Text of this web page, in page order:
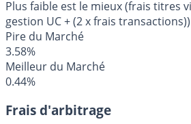
Plus faible est le mieux (frais titres
gestion UC + (2 x frais transactions))
Pire du Marché
3.58%
Meilleur du Marché
0.44%
Frais d'arbitrage